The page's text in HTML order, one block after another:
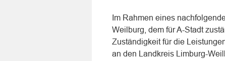
Im Rahmen eines
Weilburg, dem für A-Stadt
Zuständigkeit für die
an den Landkreis Limburg-